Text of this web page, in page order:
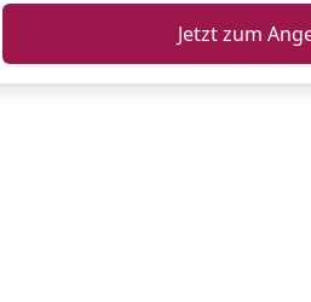
Jetzt zum